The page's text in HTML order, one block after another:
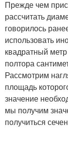
Прежде чем
рассчитать
говорилось
использовать
квадратный
полтора
Рассмотрим
площадь
значение
мы получим
получиться